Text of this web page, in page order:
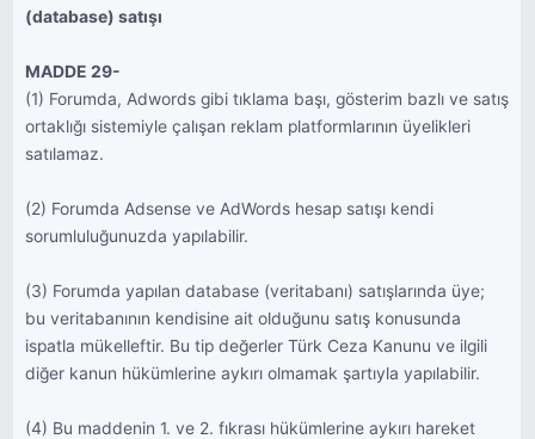
(database) satışı
MADDE 29-
(1) Forumda, Adwords gibi tıklama başı, gösterim bazlı ve satış
ortaklığı sistemiyle çalışan reklam platformlarının üyelikleri
satılamaz.
(2) Forumda Adsense ve AdWords hesap satışı kendi
sorumluluğunuzda yapılabilir.
(3) Forumda yapılan database (veritabanı) satışlarında üye;
bu veritabanının kendisine ait olduğunu satış konusunda
ispatla mükelleftir. Bu tip değerler Türk Ceza Kanunu ve ilgili
diğer kanun hükümlerine aykırı olmamak şartıyla yapılabilir.
(4) Bu maddenin 1. ve 2. fıkrası hükümlerine aykırı hareket